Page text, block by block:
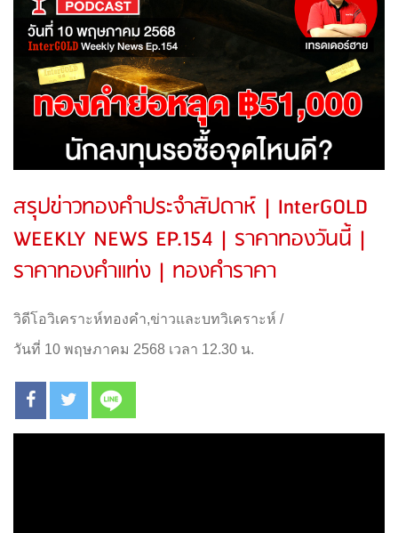
สรุปข่าวทองคำประจำสัปดาห์ | InterGOLD
WEEKLY NEWS EP.154 | ราคาทองวันนี้ |
ราคาทองคำแท่ง | ทองคำราคา
วิดีโอวิเคราะห์ทองคำ,ข่าวและบทวิเคราะห์ /
วันที่ 10 พฤษภาคม 2568 เวลา 12.30 น.